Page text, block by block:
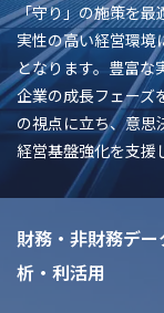
「守り」の施策を最
実性の高い経営環境
となります。豊富な
企業の成長フェーズ
の視点に立ち、意思
経営基盤強化を支援
財務・非財務デ
析・利活用